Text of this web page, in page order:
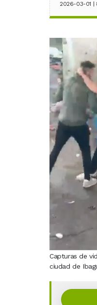
2026-03-01 |
Capturas de
ciudad de